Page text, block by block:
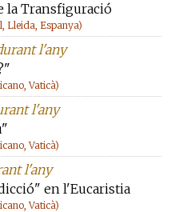
la Transfiguració
Lleida, Espanya)
l'any
Vaticà)
l'any
Vaticà)
l'any
en l'Eucaristia
Vaticà)